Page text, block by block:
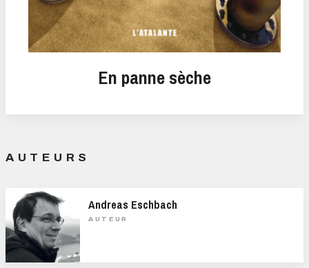
En panne sèche
AUTEURS
Andreas Eschbach
AUTEUR